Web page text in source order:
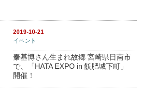
2019-10-21
イベント
秦基博さん生まれ故郷 宮崎県日南市
で、「HATA EXPO in 飫肥城下町」
開催！